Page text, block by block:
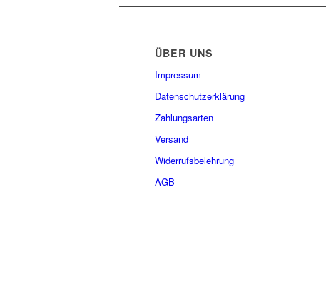
ÜBER UNS
Impressum
Datenschutzerklärung
Zahlungsarten
Versand
Widerrufsbelehrung
AGB